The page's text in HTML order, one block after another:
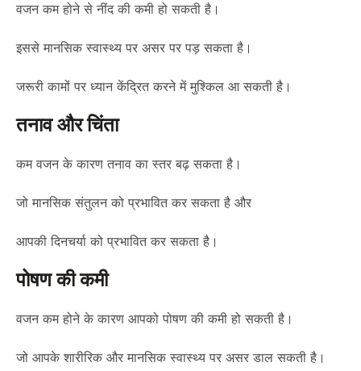
वजन कम होने से नींद की कमी हो सकती है।
इससे मानसिक स्वास्थ्य पर असर पर पड़ सकता है।
जरूरी कामों पर ध्यान केंद्रित करने में मुश्किल आ सकती है।
तनाव और चिंता
कम वजन के कारण तनाव का स्तर बढ़ सकता है।
जो मानसिक संतुलन को प्रभावित कर सकता है और
आपकी दिनचर्या को प्रभावित कर सकता है।
पोषण की कमी
वजन कम होने के कारण आपको पोषण की कमी हो सकती है।
जो आपके शारीरिक और मानसिक स्वास्थ्य पर असर डाल सकती है।